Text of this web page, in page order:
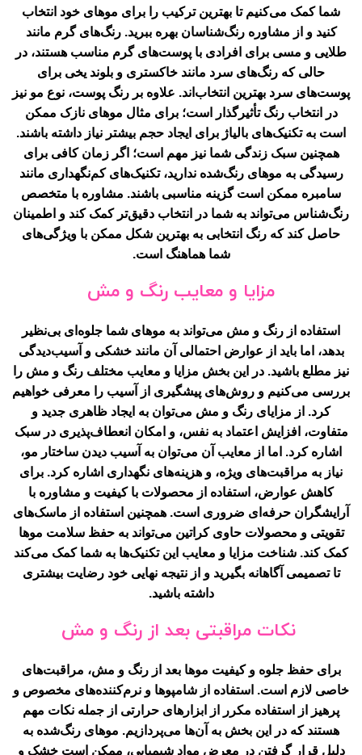
شما کمک می‌کنیم تا بهترین ترکیب را برای موهای خود انتخاب
کنید و از مشاوره رنگ‌شناسان بهره ببرید. رنگ‌های گرم مانند
طلایی و مسی برای افرادی با پوست‌های گرم مناسب هستند، در
حالی که رنگ‌های سرد مانند خاکستری و بلوند یخی برای
پوست‌های سرد بهترین انتخاب‌اند. علاوه بر رنگ پوست، نوع مو نیز
در انتخاب رنگ تأثیرگذار است؛ برای مثال موهای نازک ممکن
است به تکنیک‌های بالیاژ برای ایجاد حجم بیشتر نیاز داشته باشند.
همچنین سبک زندگی شما نیز مهم است؛ اگر زمان کافی برای
رسیدگی به موهای رنگ‌شده ندارید، تکنیک‌های کم‌نگهداری مانند
سامبره ممکن است گزینه مناسبی باشند. مشاوره با متخصص
رنگ‌شناس می‌تواند به شما در انتخاب دقیق‌تر کمک کند و اطمینان
حاصل کند که رنگ انتخابی به بهترین شکل ممکن با ویژگی‌های
شما هماهنگ است.
مزایا و معایب رنگ و مش
استفاده از رنگ و مش می‌تواند به موهای شما جلوه‌ای بی‌نظیر
بدهد، اما باید از عوارض احتمالی آن مانند خشکی و آسیب‌دیدگی
نیز مطلع باشید. در این بخش مزایا و معایب مختلف رنگ و مش را
بررسی می‌کنیم و روش‌های پیشگیری از آسیب را معرفی خواهیم
کرد. از مزایای رنگ و مش می‌توان به ایجاد ظاهری جدید و
متفاوت، افزایش اعتماد به نفس، و امکان انعطاف‌پذیری در سبک
اشاره کرد. اما از معایب آن می‌توان به آسیب دیدن ساختار مو،
نیاز به مراقبت‌های ویژه، و هزینه‌های نگهداری اشاره کرد. برای
کاهش عوارض، استفاده از محصولات با کیفیت و مشاوره با
آرایشگران حرفه‌ای ضروری است. همچنین استفاده از ماسک‌های
تقویتی و محصولات حاوی کراتین می‌تواند به حفظ سلامت موها
کمک کند. شناخت مزایا و معایب این تکنیک‌ها به شما کمک می‌کند
تا تصمیمی آگاهانه بگیرید و از نتیجه نهایی خود رضایت بیشتری
داشته باشید.
نکات مراقبتی بعد از رنگ و مش
برای حفظ جلوه و کیفیت موها بعد از رنگ و مش، مراقبت‌های
خاصی لازم است. استفاده از شامپوها و نرم‌کننده‌های مخصوص و
پرهیز از استفاده مکرر از ابزارهای حرارتی از جمله نکات مهم
هستند که در این بخش به آن‌ها می‌پردازیم. موهای رنگ‌شده به
دلیل قرار گرفتن در معرض مواد شیمیایی، ممکن است خشک و